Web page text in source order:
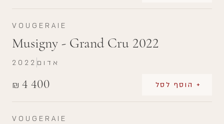
VOUGERAIE
Musigny - Grand Cru 2022
₪ 4 400 + הוסף לסל
2022 אדום
VOUGERAIE